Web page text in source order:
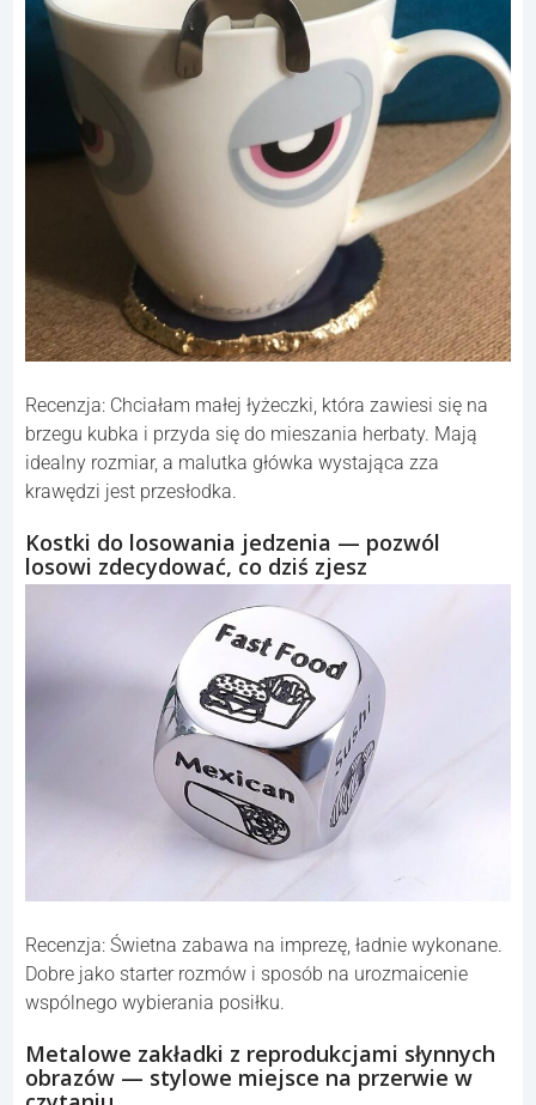
Recenzja: Chciałam małej łyżeczki, która zawiesi się na
brzegu kubka i przyda się do mieszania herbaty. Mają
idealny rozmiar, a malutka główka wystająca zza
krawędzi jest przesłodka.
Kostki do losowania jedzenia — pozwól
losowi zdecydować, co dziś zjesz
Recenzja: Świetna zabawa na imprezę, ładnie wykonane.
Dobre jako starter rozmów i sposób na urozmaicenie
wspólnego wybierania posiłku.
Metalowe zakładki z reprodukcjami słynnych
obrazów — stylowe miejsce na przerwie w